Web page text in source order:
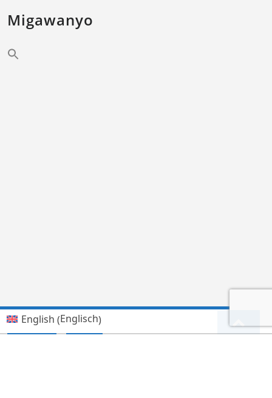
Migawanyo
English (Englisch)
Kiswahili (Tanzania)